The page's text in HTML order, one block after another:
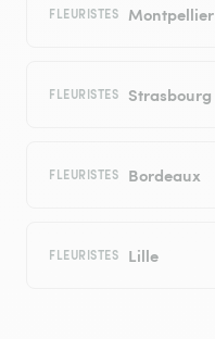
FLEURISTES Montpellier
FLEURISTES Strasbourg
FLEURISTES Bordeaux
FLEURISTES Lille